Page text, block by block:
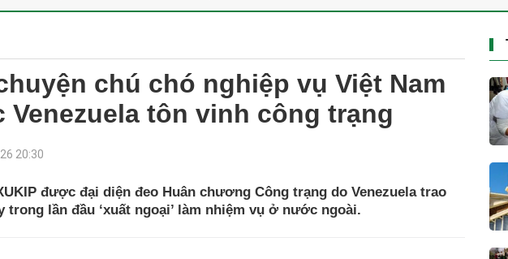
chú chó nghiệp vụ Việt Nam
Venezuela tôn vinh công trạng
20:30
được đại diện đeo Huân chương Công trạng do Venezuela trao
trong lần đầu ‘xuất ngoại’ làm nhiệm vụ ở nước ngoài.